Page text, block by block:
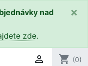
nad
zde.
×
 shopping_cart (0)